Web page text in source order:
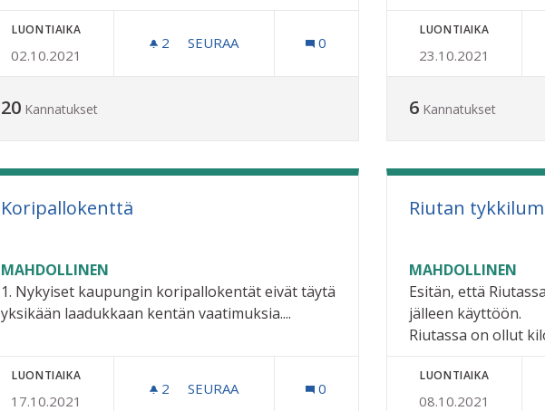
LUONTIAIKA
02.10.2021
2 2 SEURAAJAA
SEURAA
VAHTERISTO KUNTOPOLKU, ISOJEN OJIEN
0
20 Kannatukset
LUONTIAIKA
23.10.2021
6 Kannatukset
Koripallokenttä
MAHDOLLINEN
1. Nykyiset kaupungin koripallokentät eivät täytä
yksikään laadukkaan kentän vaatimuksia....
LUONTIAIKA
17.10.2021
2 2 SEURAAJAA
SEURAA 0
Riutan
MAHDOLLINEN
Esitän, että
jälleen käyttöön.
Riutassa on ollut
LUONTIAIKA
08.10.2021